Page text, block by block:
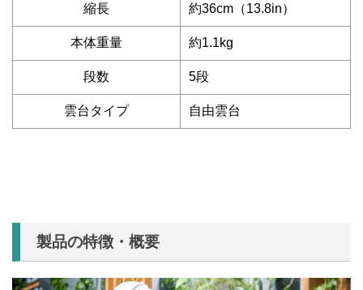
縮長 約36cm（13.8in）
本体重量 約1.1kg
段数 5段
雲台タイプ 自由雲台
製品の特徴・概要